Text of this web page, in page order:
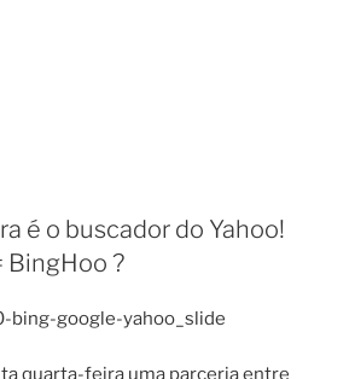
é o buscador do Yahoo!
BingHoo ?
quarta-feira uma parceria entre